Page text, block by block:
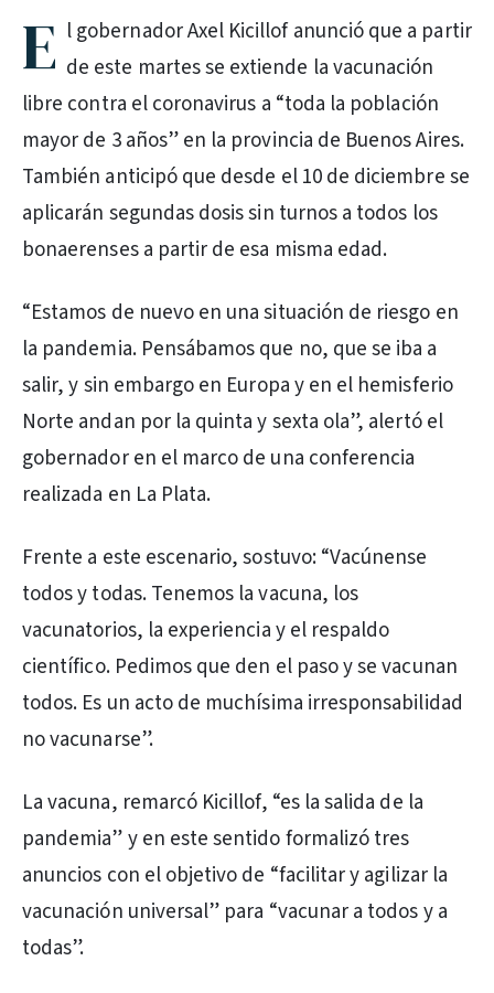
E l gobernador Axel Kicillof anunció que a partir
de este martes se extiende la vacunación
libre contra el coronavirus a “toda la población
mayor de 3 años” en la provincia de Buenos Aires.
También anticipó que desde el 10 de diciembre se
aplicarán segundas dosis sin turnos a todos los
bonaerenses a partir de esa misma edad.
“Estamos de nuevo en una situación de riesgo en
la pandemia. Pensábamos que no, que se iba a
salir, y sin embargo en Europa y en el hemisferio
Norte andan por la quinta y sexta ola”, alertó el
gobernador en el marco de una conferencia
realizada en La Plata.
Frente a este escenario, sostuvo: “Vacúnense
todos y todas. Tenemos la vacuna, los
vacunatorios, la experiencia y el respaldo
científico. Pedimos que den el paso y se vacunan
todos. Es un acto de muchísima irresponsabilidad
no vacunarse”.
La vacuna, remarcó Kicillof, “es la salida de la
pandemia” y en este sentido formalizó tres
anuncios con el objetivo de “facilitar y agilizar la
vacunación universal” para “vacunar a todos y a
todas”.